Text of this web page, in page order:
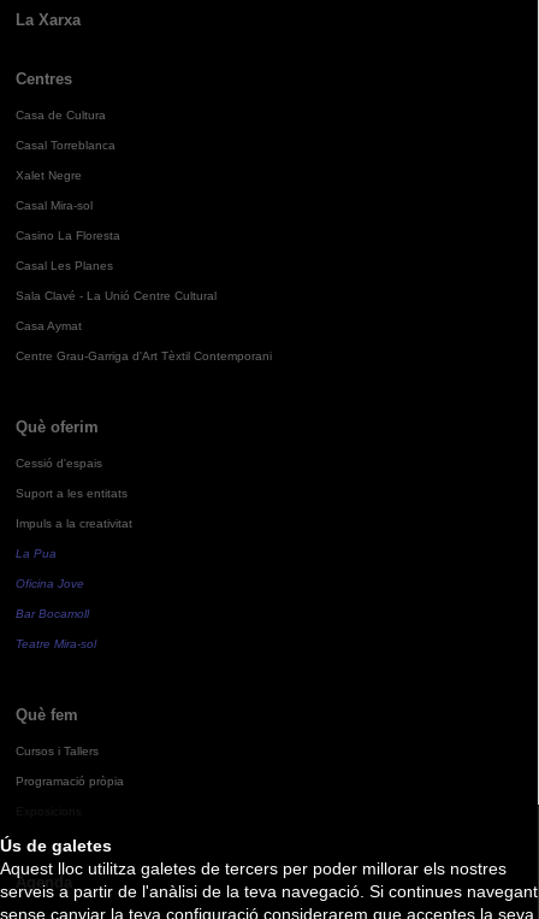
Ús de galetes
Aquest lloc utilitza galetes de tercers per poder millorar els nostres
serveis a partir de l'anàlisi de la teva navegació. Si continues navegant
sense canviar la teva configuració considerarem que acceptes la seva
La Xarxa
Centres
Casa de Cultura
Casal Torreblanca
Xalet Negre
Casal Mira-sol
Casino La Floresta
Casal Les Planes
Sala Clavé - La Unió Centre Cultural
Casa Aymat
Centre Grau-Garriga d'Art Tèxtil Contemporani
Què oferim
Cessió d'espais
Suport a les entitats
Impuls a la creativitat
La Pua
Oficina Jove
Bar Bocamoll
Teatre Mira-sol
Què fem
Cursos i Tallers
Programació pròpia
Agenda